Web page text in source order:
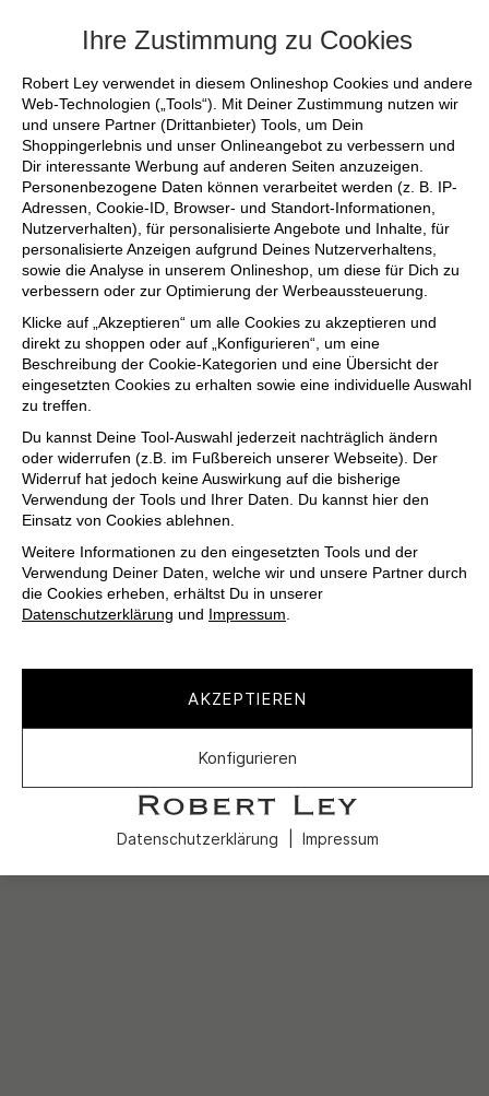
Ihre Zustimmung zu Cookies
Robert Ley verwendet in diesem Onlineshop Cookies und andere
Web-Technologien („Tools“). Mit Deiner Zustimmung nutzen wir
und unsere Partner (Drittanbieter) Tools, um Dein
Shoppingerlebnis und unser Onlineangebot zu verbessern und
Dir interessante Werbung auf anderen Seiten anzuzeigen.
Personenbezogene Daten können verarbeitet werden (z. B. IP-
Adressen, Cookie-ID, Browser- und Standort-Informationen,
Nutzerverhalten), für personalisierte Angebote und Inhalte, für
personalisierte Anzeigen aufgrund Deines Nutzerverhaltens,
sowie die Analyse in unserem Onlineshop, um diese für Dich zu
verbessern oder zur Optimierung der Werbeaussteuerung.
Klicke auf „Akzeptieren“ um alle Cookies zu akzeptieren und
direkt zu shoppen oder auf „Konfigurieren“, um eine
Beschreibung der Cookie-Kategorien und eine Übersicht der
eingesetzten Cookies zu erhalten sowie eine individuelle Auswahl
zu treffen.
Du kannst Deine Tool-Auswahl jederzeit nachträglich ändern
oder widerrufen (z.B. im Fußbereich unserer Webseite). Der
Widerruf hat jedoch keine Auswirkung auf die bisherige
Verwendung der Tools und Ihrer Daten. Du kannst hier den
Einsatz von Cookies ablehnen.
Weitere Informationen zu den eingesetzten Tools und der
Verwendung Deiner Daten, welche wir und unsere Partner durch
die Cookies erheben, erhältst Du in unserer
Datenschutzerklärung und Impressum.
AKZEPTIEREN
Konfigurieren
Datenschutzerklärung Impressum